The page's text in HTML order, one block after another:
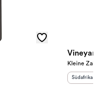
Vineyard
Kleine Zalze
Südafrika